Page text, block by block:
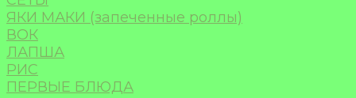
ЯКИ МАКИ (запеченные роллы)
ВОК
ЛАПША
РИС
ПЕРВЫЕ БЛЮДА